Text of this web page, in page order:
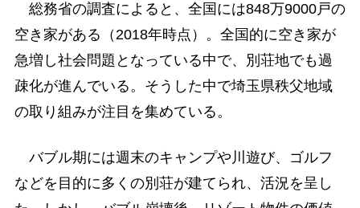
総務省の調査によると、全国には848万9000戸の
空き家がある（2018年時点）。全国的に空き家が
急増し社会問題となっている中で、別荘地でも過
疎化が進んでいる。そうした中で埼玉県秩父地域
の取り組みが注目を集めている。
バブル期には週末のキャンプや川遊び、ゴルフ
などを目的に多くの別荘が建てられ、活況を呈し